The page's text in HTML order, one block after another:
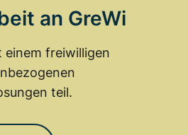
an GreWi
einem freiwilligen
teil.